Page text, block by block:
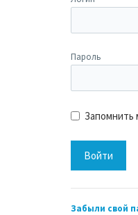
Пароль
Запомнить
Забыли свой